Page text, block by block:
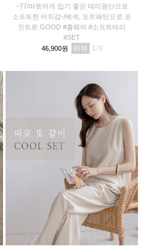
~77/따뜻하게 입기 좋은 테리원단으로
소프트한 터치감-/배색, 도트패턴으로 포
인트로 GOOD #홈웨어 #소프트테리
#SET
46,900원
리뷰 1